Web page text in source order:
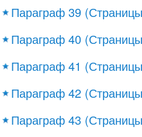
Параграф 39
Параграф 40
Параграф 41
Параграф 42
Параграф 43